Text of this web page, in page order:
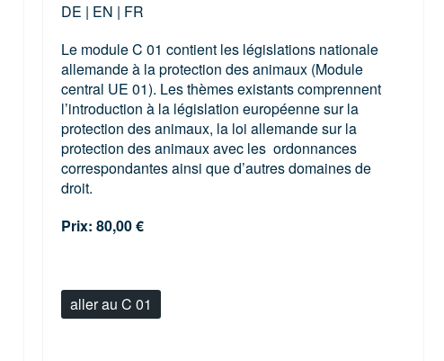
DE | EN | FR
Le module C 01 contient les législations nationale
allemande à la protection des animaux (Module
central UE 01). Les thèmes existants comprennent
l’introduction à la législation européenne sur la
protection des animaux, la loi allemande sur la
protection des animaux avec les ordonnances
correspondantes ainsi que d’autres domaines de
droit.
Prix: 80,00 €
aller au C 01